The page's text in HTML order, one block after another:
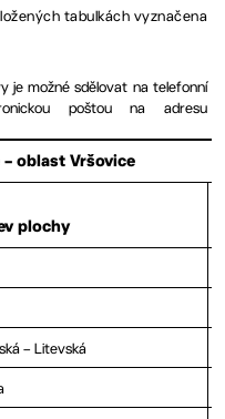
tabulkách vyznačena
je možné sdělovat na telefonní
poštou na adresu
– oblast Vršovice
plochy
– Litevská